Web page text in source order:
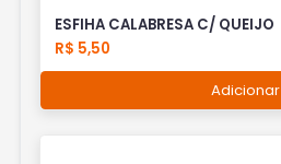
ESFIHA CALABRESA C/ QUEIJO
R$ 5,50
Adicionar